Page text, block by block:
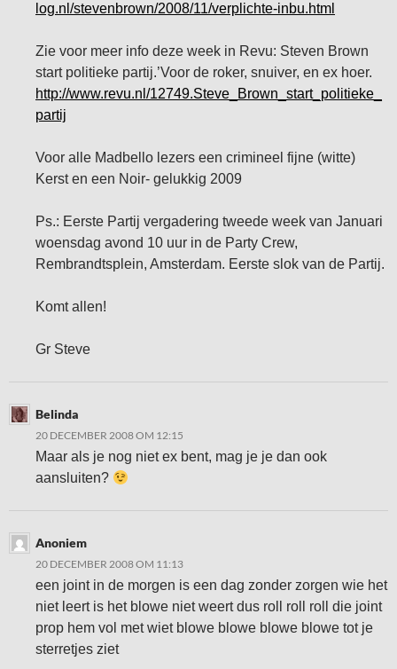
log.nl/stevenbrown/2008/11/verplichte-inbu.html
Zie voor meer info deze week in Revu: Steven Brown
start politieke partij.’Voor de roker, snuiver, en ex hoer.
http://www.revu.nl/12749.Steve_Brown_start_politieke_
partij
Voor alle Madbello lezers een crimineel fijne (witte)
Kerst en een Noir- gelukkig 2009
Ps.: Eerste Partij vergadering tweede week van Januari
woensdag avond 10 uur in de Party Crew,
Rembrandtsplein, Amsterdam. Eerste slok van de Partij.
Komt allen!
Gr Steve
Belinda
20 DECEMBER 2008 OM 12:15
Maar als je nog niet ex bent, mag je je dan ook
aansluiten?
Anoniem
20 DECEMBER 2008 OM 11:13
een joint in de morgen is een dag zonder zorgen wie het
niet leert is het blowe niet weert dus roll roll roll die joint
prop hem vol met wiet blowe blowe blowe blowe tot je
sterretjes ziet